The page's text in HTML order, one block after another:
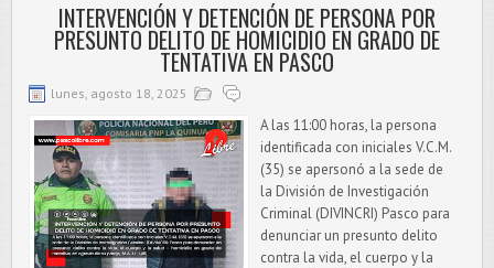
INTERVENCIÓN Y DETENCIÓN DE PERSONA POR
PRESUNTO DELITO DE HOMICIDIO EN GRADO DE
TENTATIVA EN PASCO
lunes, agosto 18, 2025
A las 11:00 horas, la persona
identificada con iniciales V.C.M.
(35) se apersonó a la sede de
la División de Investigación
Criminal (DIVINCRI) Pasco para
denunciar un presunto delito
contra la vida, el cuerpo y la